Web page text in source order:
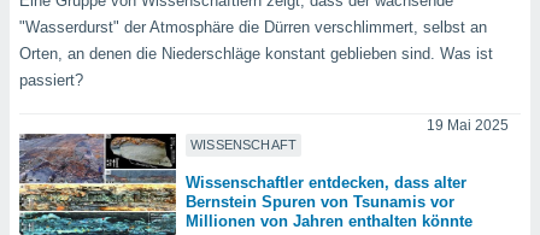
"Wasserdurst" der Atmosphäre die Dürren verschlimmert, selbst an
Orten, an denen die Niederschläge konstant geblieben sind. Was ist
passiert?
WISSENSCHAFT
19 Mai 2025
Wissenschaftler entdecken, dass alter
Bernstein Spuren von Tsunamis vor
Millionen von Jahren enthalten könnte